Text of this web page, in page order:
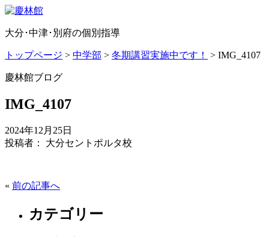
大分･中津･別府の個別指導
トップページ > 中学部 > 冬期講習実施中です！ > IMG_4107
慶林館ブログ
IMG_4107
2024年12月25日
投稿者： 大分セントポルタ校
« 前の記事へ
カテゴリー